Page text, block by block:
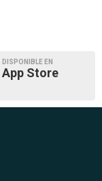
DISPONIBLE EN
App Store